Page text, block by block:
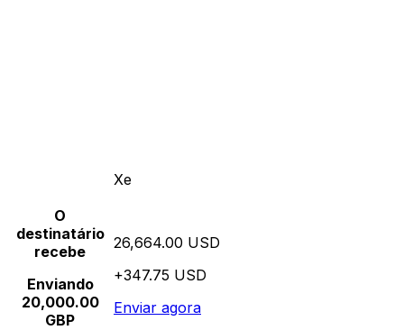
Xe
O
destinatário
recebe
Enviando
20,000.00
GBP
26,664.00 USD
+347.75 USD
Enviar agora